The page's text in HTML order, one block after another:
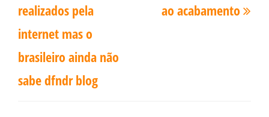
realizados pela
internet mas o
brasileiro ainda não
sabe dfndr blog
ao acabamento